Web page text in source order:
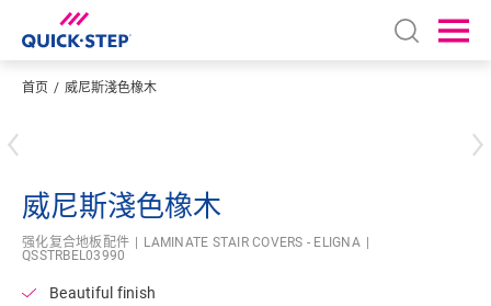
Open
首页 威尼斯淺色橡木
威尼斯淺色橡木
强化复合地板配件
LAMINATE STAIR COVERS - ELIGNA
QSSTRBEL03990
Beautiful finish